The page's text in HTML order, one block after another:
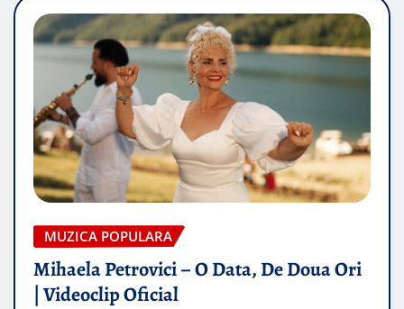
MUZICA POPULARA
Mihaela Petrovici – O Data, De Doua Ori
| Videoclip Oficial